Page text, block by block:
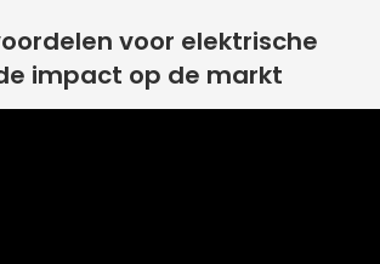
voor elektrische
impact op de markt